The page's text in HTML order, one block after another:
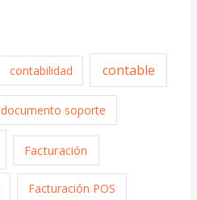
contabilidad contable
documento soporte
Facturación
Facturación POS